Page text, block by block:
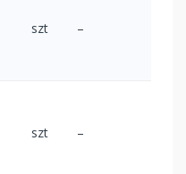
szt –
szt –